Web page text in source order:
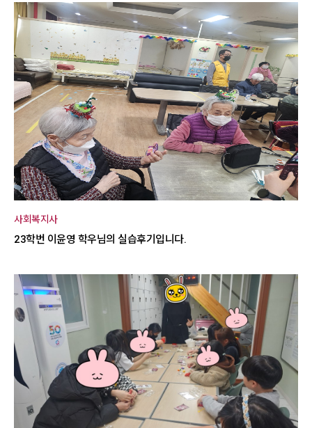
사회복지사
23학번 이윤영 학우님의 실습후기입니다.